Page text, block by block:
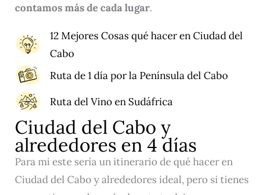
contamos más de cada lugar.
12 Mejores Cosas qué hacer en Ciudad del
Cabo
Ruta de 1 día por la Península del Cabo
Ruta del Vino en Sudáfrica
Ciudad del Cabo y
alrededores en 4 días
Para mi este sería un itinerario de qué hacer en
Ciudad del Cabo y alrededores ideal, pero si tienes